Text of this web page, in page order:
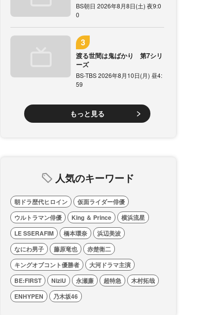
BS朝日 2026年8月8日(土) 夜9:0
0
渡る世間は鬼ばかり 第7シリ
ーズ
BS-TBS 2026年8月10日(月) 昼4:
59
もっと見る
人気のキーワード
朝ドラ歴代ヒロイン
仮面ライダー俳優
ウルトラマン俳優
King ＆ Prince
横浜流星
LE SSERAFIM
橋本環奈
浜辺美波
なにわ男子
藤原竜也
赤楚衛二
キングオブコント優勝者
大河ドラマ主演
BE:FIRST
NiziU 永瀬廉 超特急
木村拓哉
ENHYPEN
乃木坂46